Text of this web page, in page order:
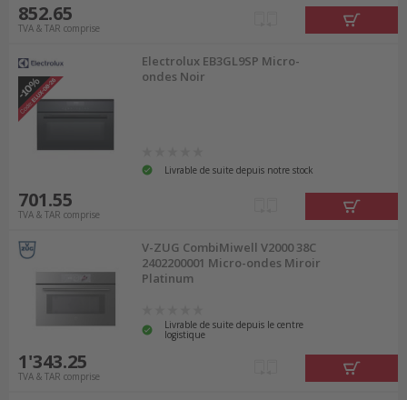
852.65
TVA & TAR comprise
Electrolux EB3GL9SP Micro-
ondes Noir
Livrable de suite depuis notre stock
701.55
TVA & TAR comprise
V-ZUG CombiMiwell V2000 38C
2402200001 Micro-ondes Miroir
Platinum
Livrable de suite depuis le centre
logistique
1'343.25
TVA & TAR comprise